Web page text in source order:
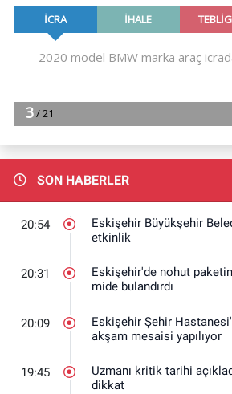
SON HABERLER
20:54
Eskişehir Büyükşehir
etkinlik
20:31
Eskişehir'de nohut
mide bulandırdı
20:09
Eskişehir Şehir
akşam mesaisi yapılıyor
19:45
Uzmanı kritik tarihi
dikkat